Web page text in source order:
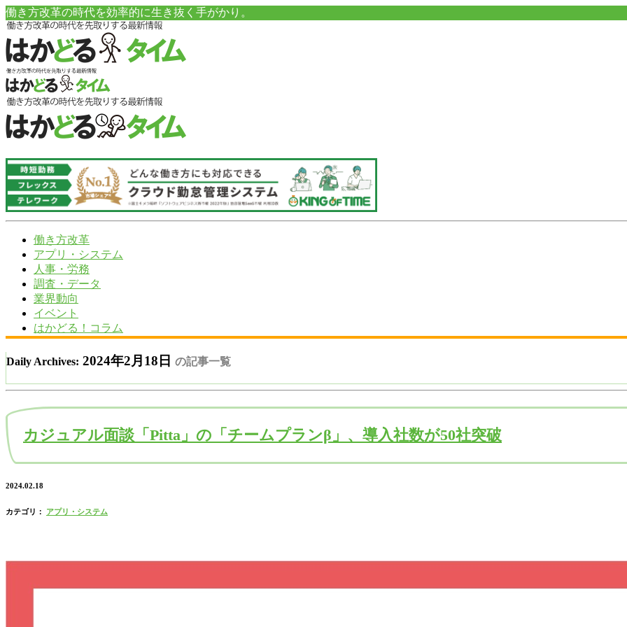
働き方改革の時代を効率的に生き抜く手がかり。
働き方改革
アプリ・システム
人事・労務
調査・データ
業界動向
イベント
はかどる！コラム
Daily Archives: 2024年2月18日 の記事一覧
カジュアル面談「Pitta」の「チームプランβ」、導入社数が50社突破
2024.02.18
カテゴリ： アプリ・システム